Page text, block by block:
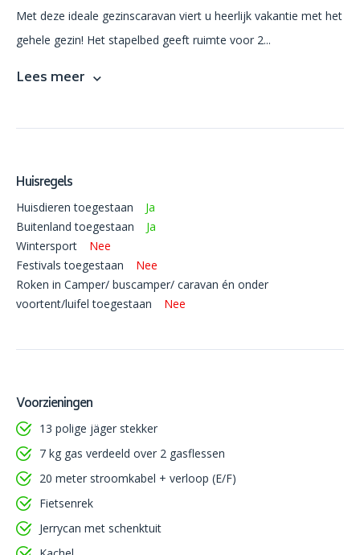
Met deze ideale gezinscaravan viert u heerlijk vakantie met het
gehele gezin! Het stapelbed geeft ruimte voor 2...
Lees meer
Huisregels
Huisdieren toegestaan
Ja
Buitenland toegestaan
Ja
Wintersport
Nee
Festivals toegestaan
Nee
Roken in Camper/ buscamper/ caravan én onder
voortent/luifel toegestaan
Nee
Voorzieningen
13 polige jäger stekker
7 kg gas verdeeld over 2 gasflessen
20 meter stroomkabel + verloop (E/F)
Fietsenrek
Jerrycan met schenktuit